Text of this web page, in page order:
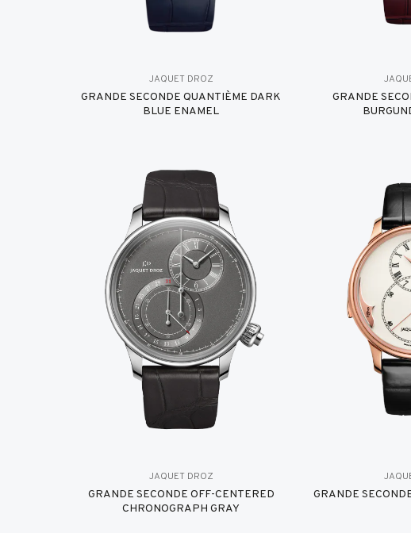
JAQUET DROZ
GRANDE SECONDE QUANTIÈME DARK
BLUE ENAMEL
GRANDE
JAQUET DROZ
GRANDE SECONDE OFF-CENTERED
CHRONOGRAPH GRAY
GRANDE